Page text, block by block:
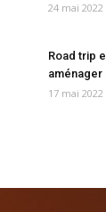
24 mai 2022
Road trip
aménager
17 mai 2022